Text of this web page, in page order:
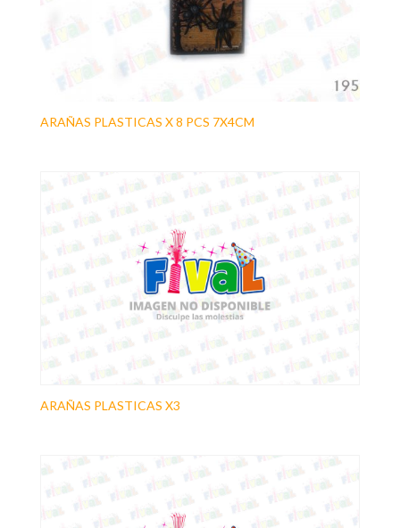
ARAÑAS PLASTICAS X 8 PCS 7X4CM
ARAÑAS PLASTICAS X3